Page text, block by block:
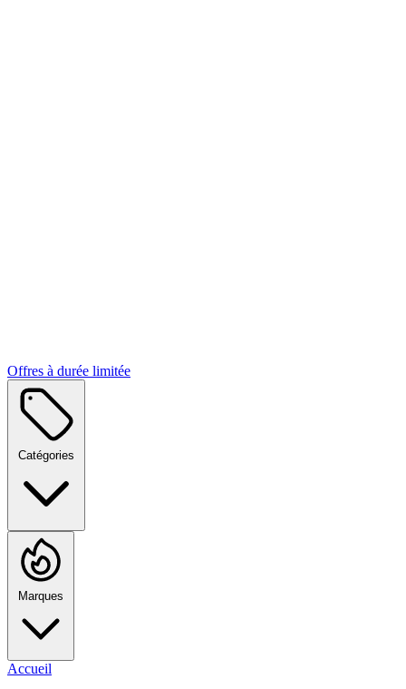
Offres à durée limitée
Catégories
Marques
Accueil